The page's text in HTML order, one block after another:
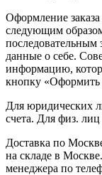
Оформление
следующим
последовательным
данные о себе.
информацию,
кнопку «Оформить
Для юридических
счета. Для физ.
Доставка по
на складе в
менеджера по